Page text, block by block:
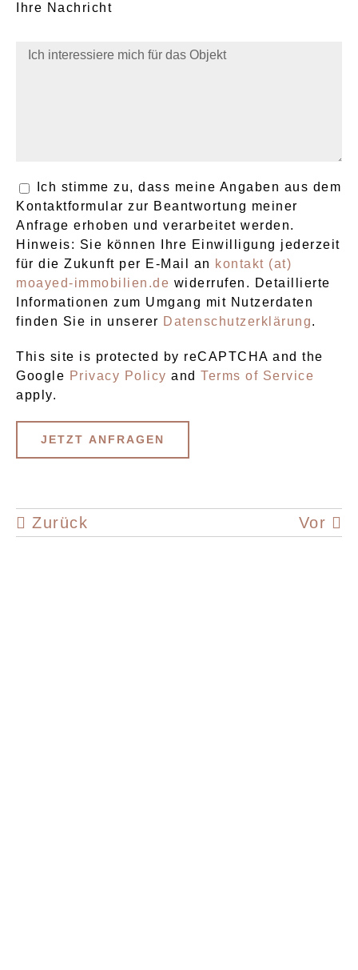
Ihre Nachricht
Ich stimme zu, dass meine Angaben aus dem
Kontaktformular zur Beantwortung meiner
Anfrage erhoben und verarbeitet werden.
Hinweis: Sie können Ihre Einwilligung jederzeit
für die Zukunft per E-Mail an kontakt (at)
moayed-immobilien.de widerrufen. Detaillierte
Informationen zum Umgang mit Nutzerdaten
finden Sie in unserer Datenschutzerklärung.
This site is protected by reCAPTCHA and the
Google Privacy Policy and Terms of Service
apply.
Zurück Vor